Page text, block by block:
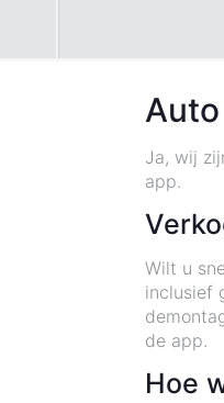
Ja, wij
app.
Wilt u
inclusief
de app.
Hoe